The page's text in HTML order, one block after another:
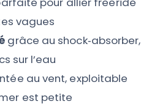
vagues
grâce au shock‑absorber,
sur l’eau
au vent, exploitable
est petite